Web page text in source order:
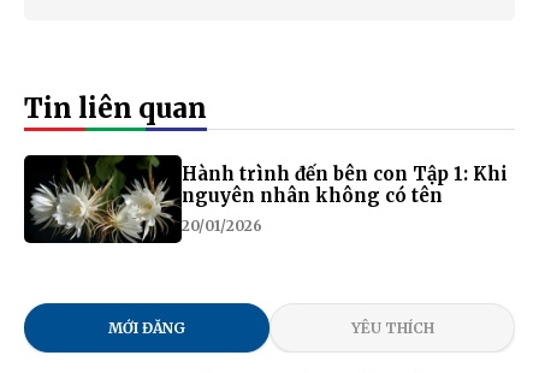
Tin liên quan
Hành trình đến bên con Tập 1: Khi
nguyên nhân không có tên
20/01/2026
MỚI ĐĂNG YÊU THÍCH